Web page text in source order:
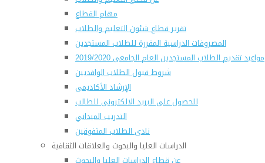
مهام القطاع
تقرير قطاع شئون التعليم والطلاب
المصروفات الدراسية المقررة للطلاب المستجدين
مواعيد تقديم الطلاب المستجدين العام الجامعى 2019/2020
شروط قبول الطلاب الوافديين
الإرشاد الأكاديمى
للحصول على البريد الالكترونى للطالب
التدريب الميداني
نادى الطلاب المتفوقين
الدراسات العليا والبحوث والعلاقات الثقافية